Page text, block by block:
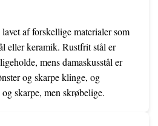
af forskellige materialer som
eller keramik. Rustfrit stål er
mens damaskusstål er
og skarpe klinge, og
skarpe, men skrøbelige.